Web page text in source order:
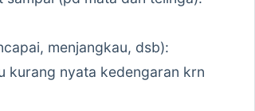
menjangkau, dsb):
kurang nyata kedengaran krn